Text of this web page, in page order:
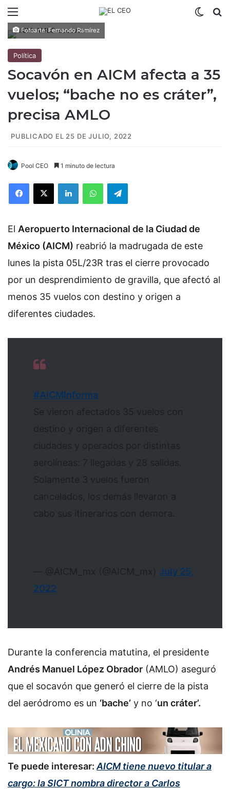
Fotoarte: Fernando Ramírez
Política
Socavón en AICM afecta a 35
vuelos; “bache no es cráter”,
precisa AMLO
PUBLICADO EL 25 DE JULIO, 2022
Pool CEO 1 minuto de lectura
El Aeropuerto Internacional de la Ciudad de
México (AICM) reabrió la madrugada de este
lunes la pista 05L/23R tras el cierre provocado
por un desprendimiento de gravilla, que afectó al
menos 35 vuelos con destino y origen a
diferentes ciudades.
#AICMInforma
Se vieron afectados 35 vuelos con
destino y origen a diferentes
ciudades y operados por distintas
aerolíneas: 7 llegadas y 28 salidas.
Solamente 3 vuelos fueron
cancelados, los demás llevaron a
cabo sus itinerarios con demora.
— @AICM_mx (@AICM_mx) July 25,
2022
Durante la conferencia matutina, el presidente
Andrés Manuel López Obrador (AMLO) aseguró
que el socavón que generó el cierre de la pista
del aeródromo es un ‘bache’ y no ‘un cráter’.
Te puede interesar: AICM tiene nuevo titular a
cargo: la SICT nombra director a Carlos